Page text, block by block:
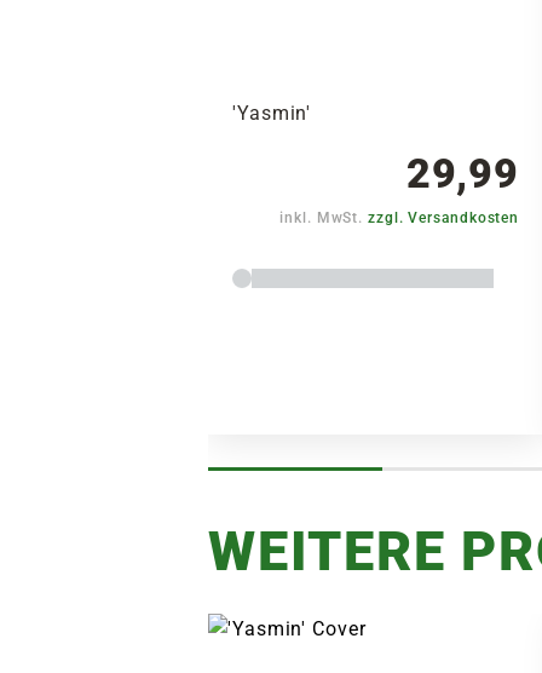
'Yasmin'
29,99
inkl. MwSt.zzgl. Versandkosten
WEITERE